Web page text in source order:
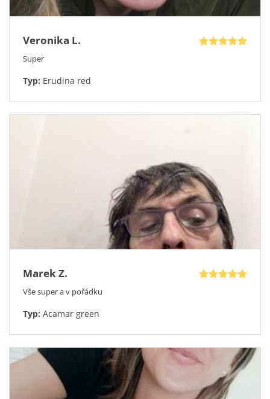
Veronika L.
Super
Typ: Erudina red
Marek Z.
Vše super a v pořádku
Typ: Acamar green